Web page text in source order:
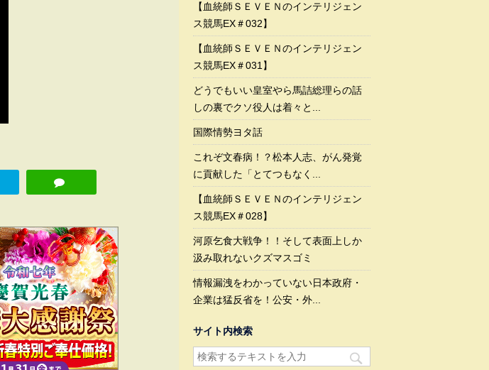
【血統師ＳＥＶＥＮのインテリジェン
ス競馬EX＃032】
【血統師ＳＥＶＥＮのインテリジェン
ス競馬EX＃031】
どうでもいい皇室やら馬詰総理らの話
しの裏でクソ役人は着々と...
国際情勢ヨタ話
これぞ文春病！？松本人志、がん発覚
に貢献した「とてつもなく...
【血統師ＳＥＶＥＮのインテリジェン
ス競馬EX＃028】
河原乞食大戦争！！そして表面上しか
汲み取れないクズマスゴミ
情報漏洩をわかっていない日本政府・
企業は猛反省を！公安・外...
サイト内検索